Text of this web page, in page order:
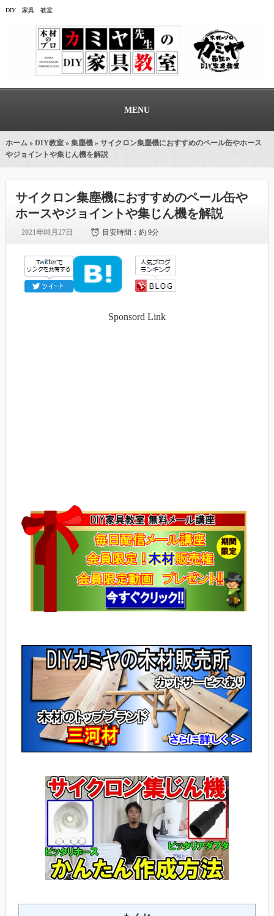
DIY 家具 教室
MENU
ホーム » DIY教室» 集塵機» サイクロン集塵機におすすめのペール缶やホース
やジョイントや集じん機を解説
サイクロン集塵機におすすめのペール缶や
ホースやジョイントや集じん機を解説
2021年08月27日 目安時間：約 9分
Sponsord Link